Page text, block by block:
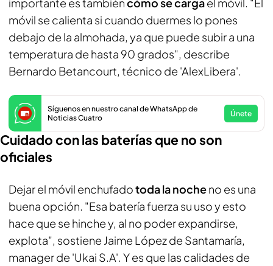
móvil se calienta si cuando duermes lo pones
debajo de la almohada, ya que puede subir a una
temperatura de hasta 90 grados", describe
Bernardo Betancourt, técnico de 'AlexLibera'.
Síguenos en nuestro canal de WhatsApp de
Noticias Cuatro
Únete
Cuidado con las baterías que no son
oficiales
Dejar el móvil enchufadotoda la nocheno es una
buena opción. "Esa batería fuerza su uso y esto
hace que se hinche y, al no poder expandirse,
explota", sostiene Jaime López de Santamaría,
manager de 'Ukai S.A'. Y es que las calidades de